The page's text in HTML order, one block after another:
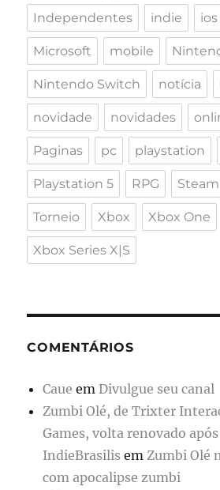
Independentes indie ios
Microsoft mobile
Nintendo Switch notícia
novidade novidades
Paginas pc playstation
Playstation 5 RPG Steam
Torneio Xbox Xbox One
Xbox Series X|S
COMENTÁRIOS
Caue emDivulgue seu canal
Zumbi Olé, de Trixter
Games, volta renovado
IndieBrasilis emZumbi Olé
com apocalipse zumbi